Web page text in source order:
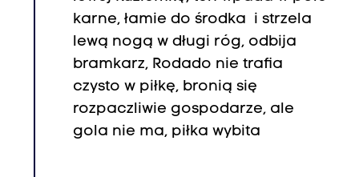
karne, łamie do środka i strzela
lewą nogą w długi róg, odbija
bramkarz, Rodado nie trafia
czysto w piłkę, bronią się
rozpaczliwie gospodarze, ale
gola nie ma, piłka wybita